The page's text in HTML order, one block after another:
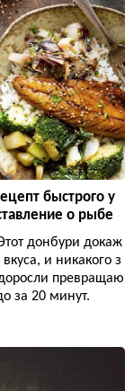
быстрого у
о рыбе
донбури докаж
и никакого з
превращаю
за 20 минут.